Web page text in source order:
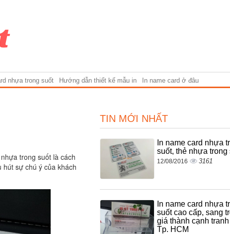
nhựa trong suốt Hướng dẫn thiết kế mẫu in In name card ở đâu
trong suốt là cách
sự chú ý của khách
TIN MỚI NHẤT
In name card nhựa
suốt, thẻ nhựa trong
12/08/2016 3161
In name card nhựa
suốt cao cấp, sang
giá thành cạnh tranh
Tp. HCM